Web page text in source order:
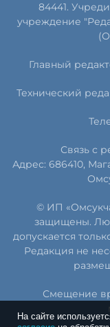
На сайте
84441.
учреждение
Главный
Технический
Связь с
Адрес: 686410,
© ИП
защищены.
допускается
Редакция не
Смещение